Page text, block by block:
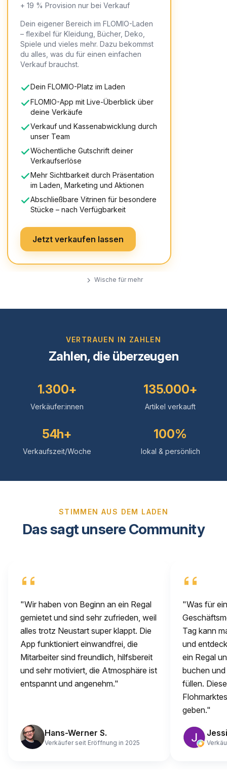
+ 19 % Provision nur bei Verkauf
Dein eigener Bereich im FLOMIO-Laden
– flexibel für Kleidung, Bücher, Deko,
Spiele und vieles mehr. Dazu bekommst
du alles, was du für einen einfachen
Verkauf brauchst.
Dein FLOMIO-Platz im Laden
FLOMIO-App mit Live-Überblick über
deine Verkäufe
Verkauf und Kassenabwicklung durch
unser Team
Wöchentliche Gutschrift deiner
Verkaufserlöse
Mehr Sichtbarkeit durch Präsentation
im Laden, Marketing und Aktionen
Abschließbare Vitrinen für besondere
Stücke – nach Verfügbarkeit
Jetzt verkaufen lassen
Wische für mehr
VERTRAUEN IN ZAHLEN
Zahlen, die überzeugen
1.300+
Verkäufer:innen
135.000+
Artikel verkauft
54h+
Verkaufszeit/Woche
100%
lokal & persönlich
STIMMEN AUS DEM LADEN
Das sagt unsere Community
"Wir haben von Beginn an ein Regal
gemietet und sind sehr zufrieden, weil
alles trotz Neustart super klappt. Die
App funktioniert einwandfrei, die
Mitarbeiter sind freundlich, hilfsbereit
und sehr motiviert, die Atmosphäre ist
entspannt und angenehm."
Hans-Werner S.
Verkäufer seit Eröffnung in 2025
"Was für
Tag kann
und
ein Regal
buchen
füllen.
geben."